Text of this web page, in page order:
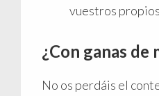
vuestros
¿Con ganas de
No os perdáis el